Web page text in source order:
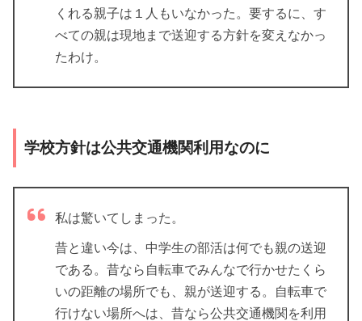
くれる親子は１人もいなかった。要するに、す
べての親は現地まで送迎する方針を変えなかっ
たわけ。
学校方針は公共交通機関利用なのに
私は驚いてしまった。
昔と違い今は、中学生の部活は何でも親の送迎
である。昔なら自転車でみんなで行かせたくら
いの距離の場所でも、親が送迎する。自転車で
行けない場所へは、昔なら公共交通機関を利用